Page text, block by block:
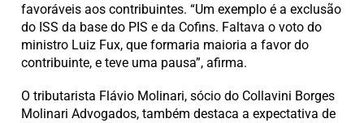
favoráveis aos contribuintes. “Um exemplo é a exclusão
do ISS da base do PIS e da Cofins. Faltava o voto do
ministro Luiz Fux, que formaria maioria a favor do
contribuinte, e teve uma pausa”, afirma.
O tributarista Flávio Molinari, sócio do Collavini Borges
Molinari Advogados, também destaca a expectativa de